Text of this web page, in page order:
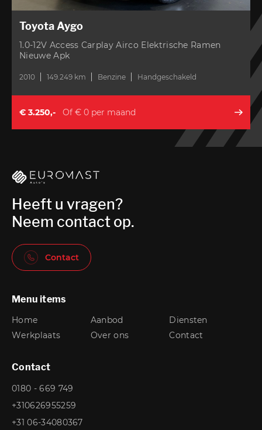
Toyota Aygo
1.0-12V Access Carplay Airco Elektrische Ramen
Nieuwe Apk
2010 149.249 km Benzine Handgeschakeld
€ 3.250,- Of € 0 per maand
Heeft u vragen?
Neem contact op.
Contact
Menu items
Home Aanbod
Diensten
Werkplaats
Over ons Contact
Contact
0180 - 669 749
+310626955259
+31 06-34080367